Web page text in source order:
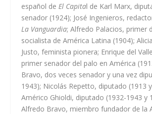
español de El Capital de Karl Marx,
senador (1924); José Ingenieros,
La Vanguardia; Alfredo Palacios, primer
socialista de América Latina (1904);
Justo, feminista pionera; Enrique del
primer senador del palo en América
Bravo, dos veces senador y una vez
1943); Nicolás Repetto, diputado (1913
Américo Ghioldi, diputado (1932-1943 y
Alfredo Bravo, miembro fundador de la